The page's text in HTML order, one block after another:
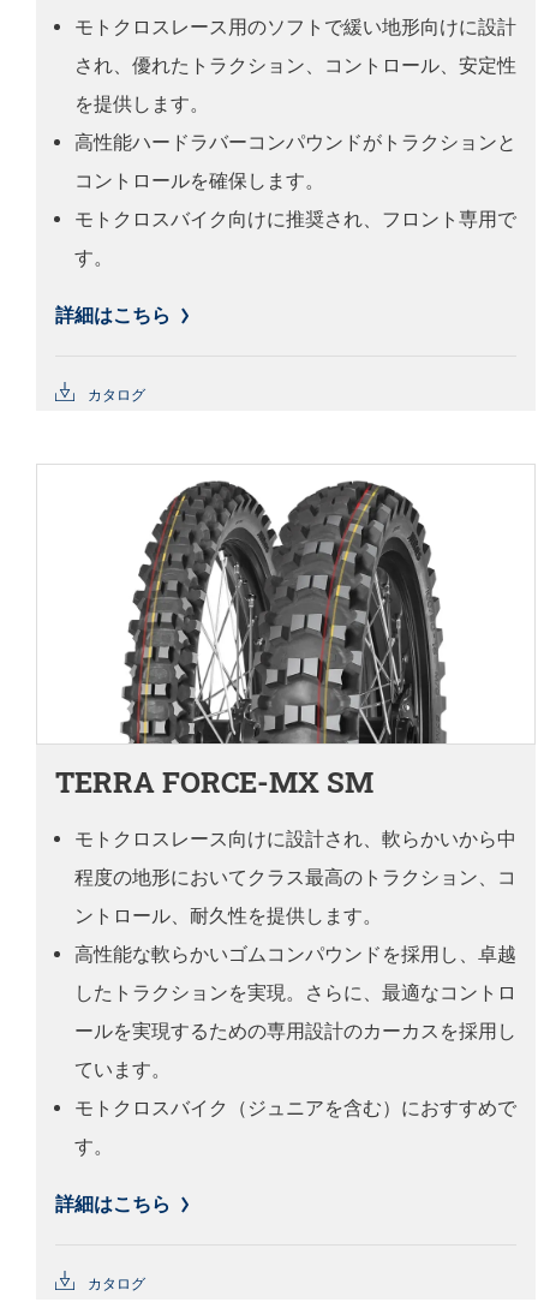
モトクロスレース用のソフトで緩い地形向けに設計
され、優れたトラクション、コントロール、安定性
を提供します。
高性能ハードラバーコンパウンドがトラクションと
コントロールを確保します。
モトクロスバイク向けに推奨され、フロント専用で
す。
詳細はこちら
カタログ
TERRA FORCE-MX SM
モトクロスレース向けに設計され、軟らかいから中
程度の地形においてクラス最高のトラクション、コ
ントロール、耐久性を提供します。
高性能な軟らかいゴムコンパウンドを採用し、卓越
したトラクションを実現。さらに、最適なコントロ
ールを実現するための専用設計のカーカスを採用し
ています。
モトクロスバイク（ジュニアを含む）におすすめで
す。
詳細はこちら
カタログ